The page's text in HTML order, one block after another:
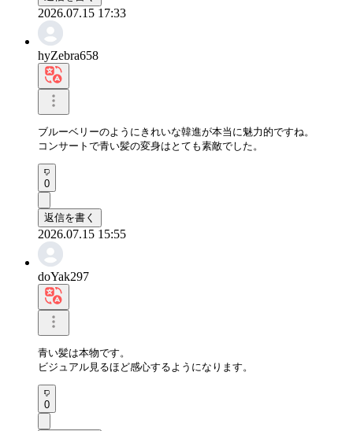
2026.07.15 17:33
hyZebra658
ブルーベリーのようにきれいな韓進が本当に魅力的ですね。
コンサートで青い髪の変身はとても素敵でした。
0
返信を書く
2026.07.15 15:55
doYak297
青い髪は本物です。
ビジュアル見るほど感心するようになります。
0